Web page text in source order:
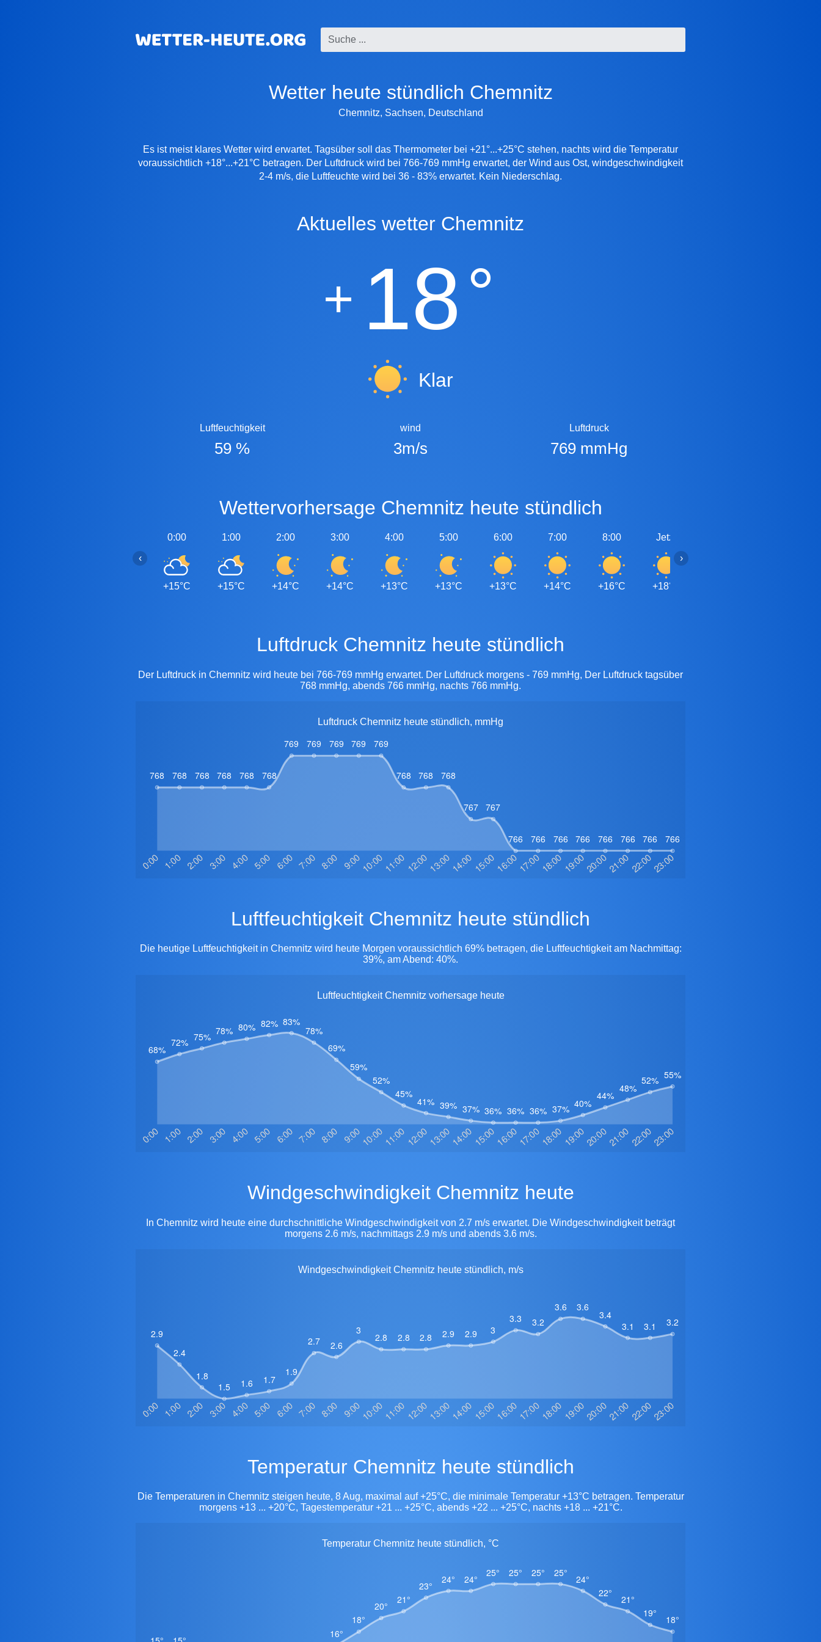
Wetter heute stündlich Chemnitz
Chemnitz, Sachsen, Deutschland
Es ist meist klares Wetter wird erwartet. Tagsüber soll das Thermometer bei +21°...+25°C stehen, nachts wird die Temperatur
voraussichtlich +18°...+21°C betragen. Der Luftdruck wird bei 766-769 mmHg erwartet, der Wind aus Ost, windgeschwindigkeit
2-4 m/s, die Luftfeuchte wird bei 36 - 83% erwartet. Kein Niederschlag.
Aktuelles wetter Chemnitz
+ 18°
Klar
Luftfeuchtigkeit
59 %
wind
3m/s
Luftdruck
769 mmHg
Wettervorhersage Chemnitz heute stündlich
0:00
+15°C
1:00
+15°C
2:00
+14°C
3:00
+14°C
4:00
+13°C
5:00
+13°C
6:00
+13°C
7:00
+14°C
8:00
+16°C
Jetzt
+18°C
‹ ›
Luftdruck Chemnitz heute stündlich
Der Luftdruck in Chemnitz wird heute bei 766-769 mmHg erwartet. Der Luftdruck morgens - 769 mmHg, Der Luftdruck tagsüber
768 mmHg, abends 766 mmHg, nachts 766 mmHg.
Luftdruck Chemnitz heute stündlich, mmHg
Luftfeuchtigkeit Chemnitz heute stündlich
Die heutige Luftfeuchtigkeit in Chemnitz wird heute Morgen voraussichtlich 69% betragen, die Luftfeuchtigkeit am Nachmittag:
39%, am Abend: 40%.
Luftfeuchtigkeit Chemnitz vorhersage heute
Windgeschwindigkeit Chemnitz heute
In Chemnitz wird heute eine durchschnittliche Windgeschwindigkeit von 2.7 m/s erwartet. Die Windgeschwindigkeit beträgt
morgens 2.6 m/s, nachmittags 2.9 m/s und abends 3.6 m/s.
Windgeschwindigkeit Chemnitz heute stündlich, m/s
Temperatur Chemnitz heute stündlich
Die Temperaturen in Chemnitz steigen heute, 8 Aug, maximal auf +25°C, die minimale Temperatur +13°C betragen. Temperatur
morgens +13 ... +20°C, Tagestemperatur +21 ... +25°C, abends +22 ... +25°C, nachts +18 ... +21°C.
Temperatur Chemnitz heute stündlich, °C